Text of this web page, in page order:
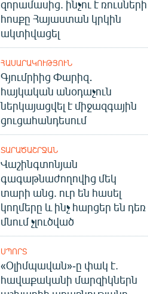
զորամասից. ինչու է ռուսների
հոսքը Հայաստան կրկին
ակտիվացել
ՀԱՍԱՐԱԿՈՒԹՅՈՒՆ
Գյումրիից Փարիզ․
հայկական անօդաչուն
ներկայացվել է միջազգային
ցուցահանդեսում
ՏԱՐԱԾԱՇՐՋԱՆ
Վաշինգտոնյան
գագաթնաժողովից մեկ
տարի անց. ուր են հասել
կողմերը և ինչ հարցեր են դեռ
մնում չլուծված
ՍՊՈՐՏ
«Օլիմպավան»-ը փակ է.
հավաքականի մարզիկներն